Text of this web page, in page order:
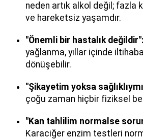
neden artık alkol değil; fazla
ve hareketsiz yaşamdır.
"Önemli bir hastalık değildir":
yağlanma, yıllar içinde
dönüşebilir.
"Şikayetim yoksa
çoğu zaman hiçbir fiziksel
"Kan tahlilim normalse
Karaciğer enzim testleri